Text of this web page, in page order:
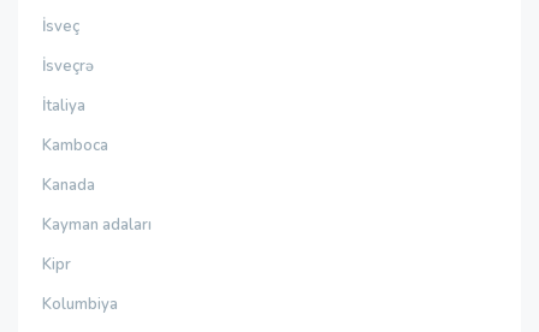
İsveç
İsveçrə
İtaliya
Kamboca
Kanada
Kayman adaları
Kipr
Kolumbiya